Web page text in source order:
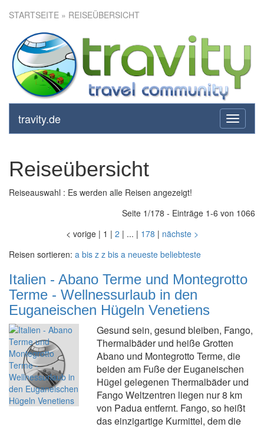
STARTSEITE » REISEÜBERSICHT
toggle
travity.de
Reiseübersicht
Reiseauswahl : Es werden alle Reisen angezeigt!
Seite 1/178 - Einträge 1-6 von 1066
< vorige | 1 | 2 | ... | 178 | nächste >
Reisen sortieren: a bis z z bis a neueste beliebteste
Italien - Abano Terme und Montegrotto
Terme - Wellnessurlaub in den
Euganeischen Hügeln Venetiens
Gesund sein, gesund bleiben, Fango,
Thermalbäder und heiße Grotten
Abano und Montegrotto Terme, die
beiden am Fuße der Euganeischen
Hügel gelegenen Thermalbäder und
Fango Weltzentren liegen nur 8 km
von Padua entfernt. Fango, so heißt
das einzigartige Kurmittel, dem die